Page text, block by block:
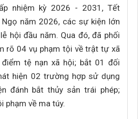
nhiệm kỳ 2026 - 2031, Tết
Ngọ năm 2026, các sự kiện lớn
hội đầu năm. Qua đó, đã phối
rõ 04 vụ phạm tội về trật tự xã
tệ nạn xã hội; bắt 01 đối
hiện 02 trường hợp sử dụng
đánh bắt thủy sản trái phép;
phạm về ma túy.